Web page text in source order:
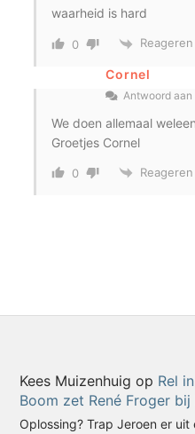
waarheid is hard
0 Reageren
Cornel
Antwoord aan
We doen allemaal
Groetjes Cornel
0 Reageren
Kees Muizenhuig op Rel
Boom zet René Froger
Oplossing? Trap Jeroen er